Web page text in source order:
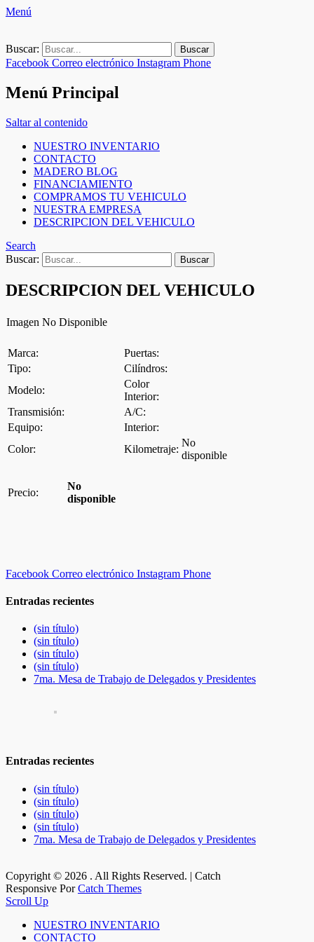
Menú
Buscar:
Facebook Correo electrónico Instagram Phone
Menú Principal
Saltar al contenido
NUESTRO INVENTARIO
CONTACTO
MADERO BLOG
FINANCIAMIENTO
COMPRAMOS TU VEHICULO
NUESTRA EMPRESA
DESCRIPCION DEL VEHICULO
Search
Buscar:
DESCRIPCION DEL VEHICULO
Imagen No Disponible
Marca:
Puertas:
Tipo:
Cilíndros:
Modelo:
Color
Interior:
Transmisión:
A/C:
Equipo:
Interior:
Color:
Kilometraje:
No
disponible
Precio:
No
disponible
Facebook Correo electrónico Instagram Phone
Entradas recientes
(sin título)
(sin título)
(sin título)
(sin título)
7ma. Mesa de Trabajo de Delegados y Presidentes
Entradas recientes
(sin título)
(sin título)
(sin título)
(sin título)
7ma. Mesa de Trabajo de Delegados y Presidentes
Copyright © 2026 . All Rights Reserved. | Catch
Responsive PorCatch Themes
Scroll Up
NUESTRO INVENTARIO
CONTACTO